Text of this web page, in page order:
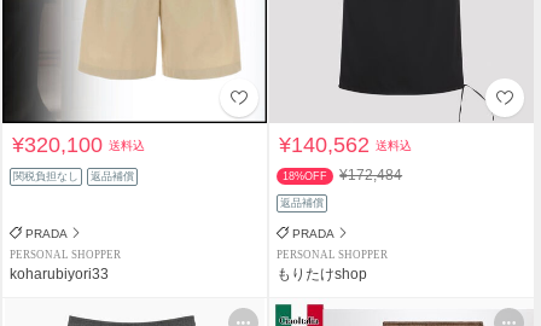
¥320,100送料込
関税負担なし 返品補償
PRADA
PERSONAL SHOPPER
koharubiyori33
¥140,562送料込
18%OFF ¥172,484
返品補償
PRADA
PERSONAL SHOPPER
もりたけshop